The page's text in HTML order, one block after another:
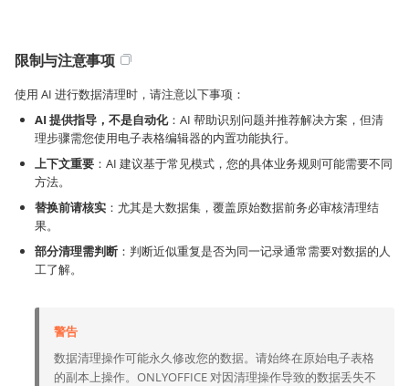
限制与注意事项
使用 AI 进行数据清理时，请注意以下事项：
AI 提供指导，不是自动化：AI 帮助识别问题并推荐解决方案，但清
理步骤需您使用电子表格编辑器的内置功能执行。
上下文重要 ：AI 建议基于常见模式，您的具体业务规则可能需要不同
方法。
替换前请核实 ：尤其是大数据集，覆盖原始数据前务必审核清理结
果。
部分清理需判断 ：判断近似重复是否为同一记录通常需要对数据的人
工了解。
警告
数据清理操作可能永久修改您的数据。请始终在原始电子表格
的副本上操作。ONLYOFFICE 对因清理操作导致的数据丢失不